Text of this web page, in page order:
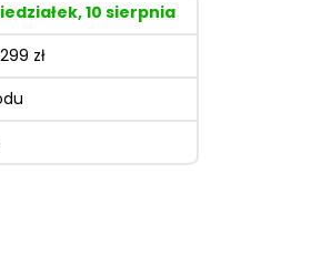
10 sierpnia
zł